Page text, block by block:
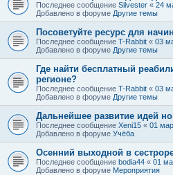
Последнее сообщение Silvester « 24
Добавлено в форуме Другие темы
Посоветуйте ресурс для
Последнее сообщение T-Rabbit « 03
Добавлено в форуме Другие темы
Где найти бесплатный
регионе?
Последнее сообщение T-Rabbit « 03
Добавлено в форуме Другие темы
Дальнейшее развитие идей
Последнее сообщение Xeni15 « 01
Добавлено в форуме Учёба
Осенний выходной в
Последнее сообщение bodia44 « 01
Добавлено в форуме Мероприятия